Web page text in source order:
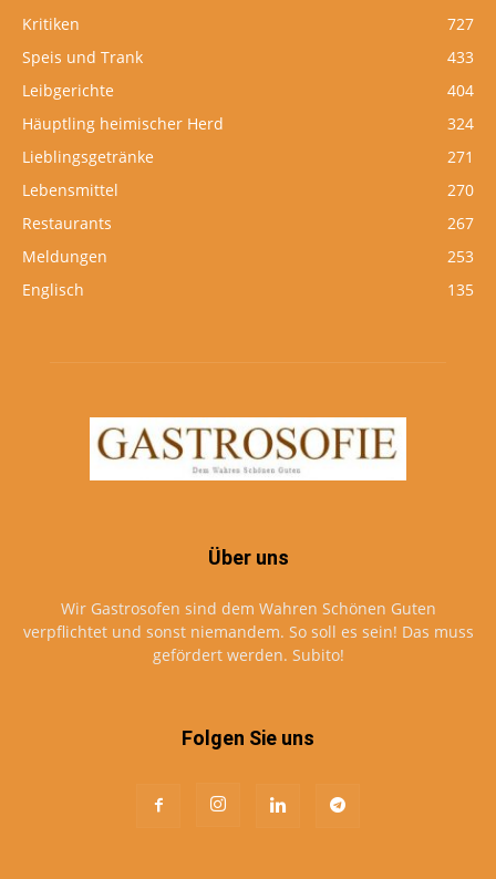
Kritiken
727
Speis und Trank
433
Leibgerichte
404
Häuptling heimischer Herd
324
Lieblingsgetränke
271
Lebensmittel
270
Restaurants
267
Meldungen
253
Englisch
135
Über uns
Wir Gastrosofen sind dem Wahren Schönen Guten
verpflichtet und sonst niemandem. So soll es sein! Das muss
gefördert werden. Subito!
Folgen Sie uns